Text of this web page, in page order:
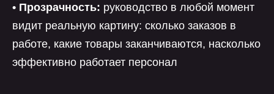
• Прозрачность: руководство в любой момент
видит реальную картину: сколько заказов в
работе, какие товары заканчиваются, насколько
эффективно работает персонал